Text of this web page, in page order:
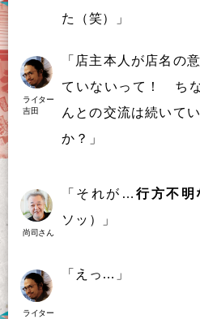
た（笑）」
ライター
吉田
「 店主本人 が店名 の
て いな い っ て ！ ち
ん との交流は続いて い
か ？ 」
尚司さん
「それが… 行方不明
ソッ）」
ライター
「 え っ … 」